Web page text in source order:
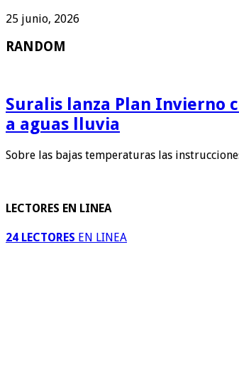
25 junio, 2026
RANDOM
Suralis lanza Plan Invierno
a aguas lluvia
Sobre las bajas temperaturas las
LECTORES EN LINEA
24 LECTORES EN LINEA